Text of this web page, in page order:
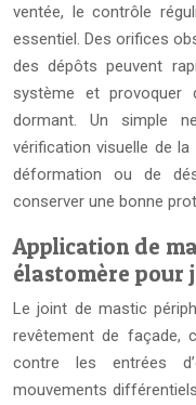
ventée, le contrôle
essentiel. Des orifices
des dépôts peuvent
système et provoquer
dormant. Un simple
vérification visuelle de
déformation ou de
conserver une bonne
Application de
élastomère pour
Le joint de mastic
revêtement de façade,
contre les entrées
mouvements